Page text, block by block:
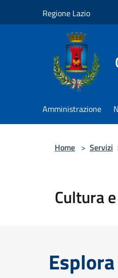
Regione Lazio
Amministrazione
Home > Servizi
Cultura